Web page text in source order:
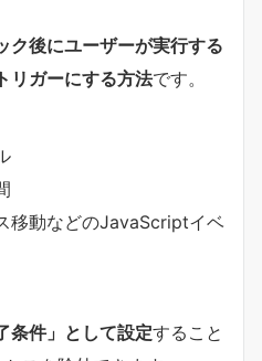
ク後にユーザーが実行する
リガーにする方法です。
移動などのJavaScriptイベ
条件」として設定すること